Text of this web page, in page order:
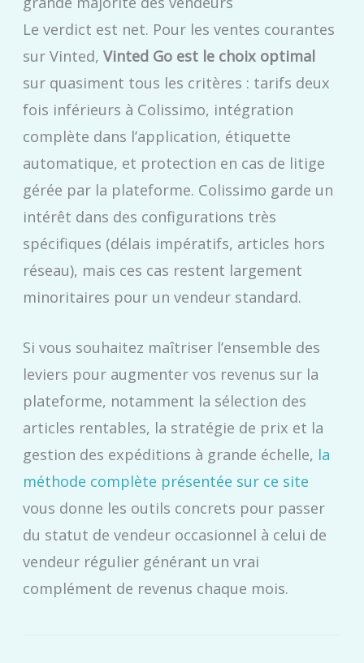
Le verdict est net. Pour les ventes courantes
sur Vinted,Vinted Go est le choix optimal
sur quasiment tous les critères : tarifs deux
fois inférieurs à Colissimo, intégration
complète dans l’application, étiquette
automatique, et protection en cas de litige
gérée par la plateforme. Colissimo garde un
intérêt dans des configurations très
spécifiques (délais impératifs, articles hors
réseau), mais ces cas restent largement
minoritaires pour un vendeur standard.
Si vous souhaitez maîtriser l’ensemble des
leviers pour augmenter vos revenus sur la
plateforme, notamment la sélection des
articles rentables, la stratégie de prix et la
gestion des expéditions à grande échelle, la
méthode complète présentée sur ce site
vous donne les outils concrets pour passer
du statut de vendeur occasionnel à celui de
vendeur régulier générant un vrai
complément de revenus chaque mois.